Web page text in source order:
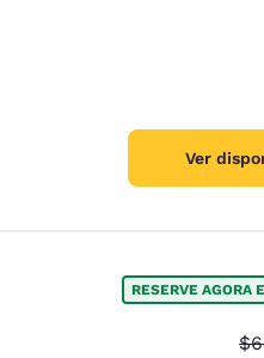
Ver
RESERVE AGORA